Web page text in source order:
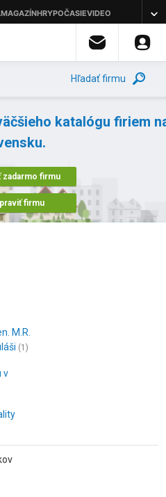
Hľadať firmu
katalógu firiem
zadarmo firmu
firmu
M.R.
(1)
v